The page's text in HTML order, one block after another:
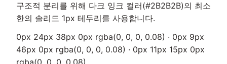
구조적 분리를 위해 다크 잉크 컬러(#2B2B2B)의 최소
한의 솔리드 1px 테두리를 사용합니다.
0px 24px 38px 0px rgba(0, 0, 0, 0.08) · 0px 9px
46px 0px rgba(0, 0, 0, 0.08) · 0px 11px 15px 0px
rgba(0, 0, 0, 0.08)